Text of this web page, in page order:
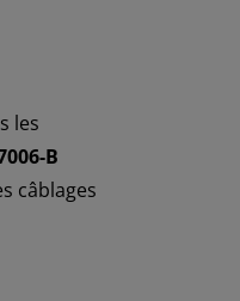
les
B
câblages